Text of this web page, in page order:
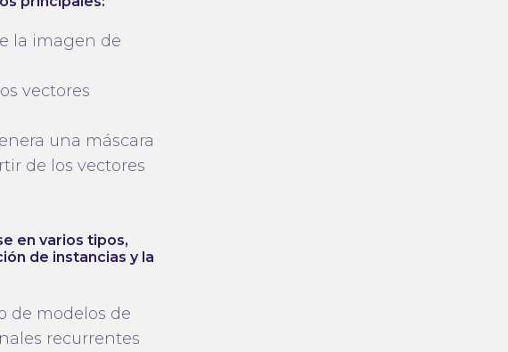
la imagen de
vectores
una máscara
de los vectores
en varios tipos,
de instancias y la
de modelos de
recurrentes